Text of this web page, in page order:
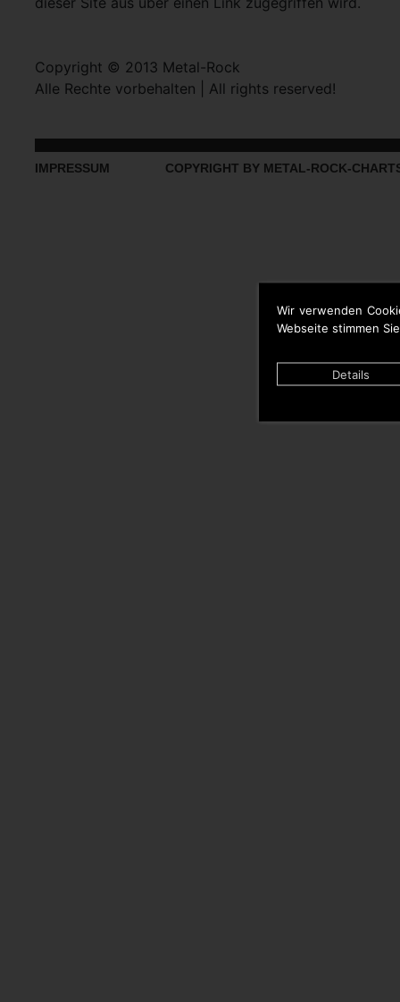
Wir verwenden
Webseite stimmen
Details
Copyright © 2013 Metal-Rock
Alle Rechte vorbehalten | All rights reserved!
IMPRESSUM COPYRIGHT BY METAL-ROCK-